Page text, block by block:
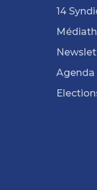
14
Agenda